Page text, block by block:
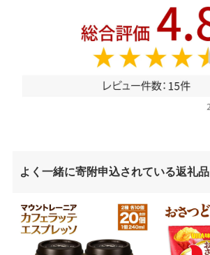
よく一緒に寄附申込されている返礼品